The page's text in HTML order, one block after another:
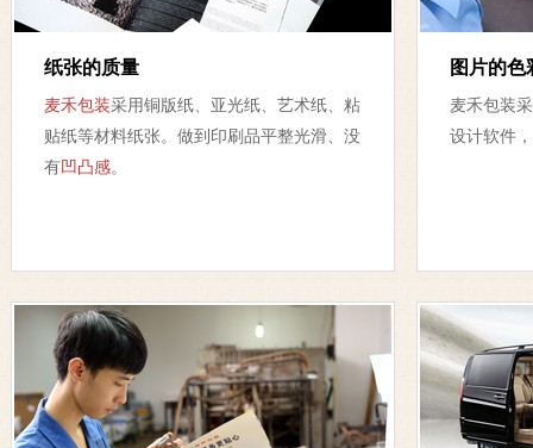
纸张的质量
麦禾包装采用铜版纸、亚光纸、艺术纸、粘
贴纸等材料纸张。做到印刷品平整光滑、没
有凹凸感。
图片的色
麦禾包装
设计软件